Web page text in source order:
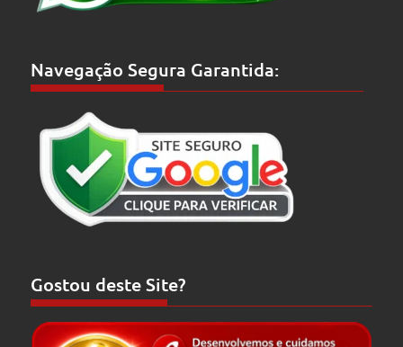
Navegação Segura Garantida:
Gostou deste Site?